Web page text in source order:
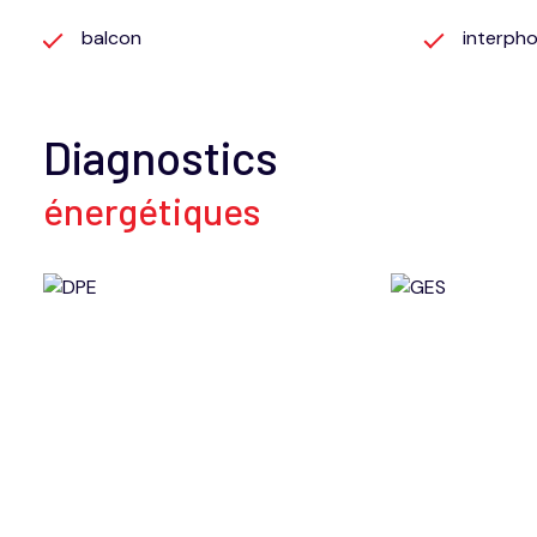
balcon
Diagnostics
énergétiques